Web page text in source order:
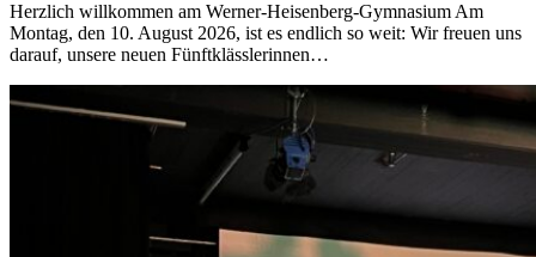
Herzlich willkommen am Werner-Heisenberg-Gymnasium Am
Montag, den 10. August 2026, ist es endlich so weit: Wir freuen uns
darauf, unsere neuen Fünftklässlerinnen…